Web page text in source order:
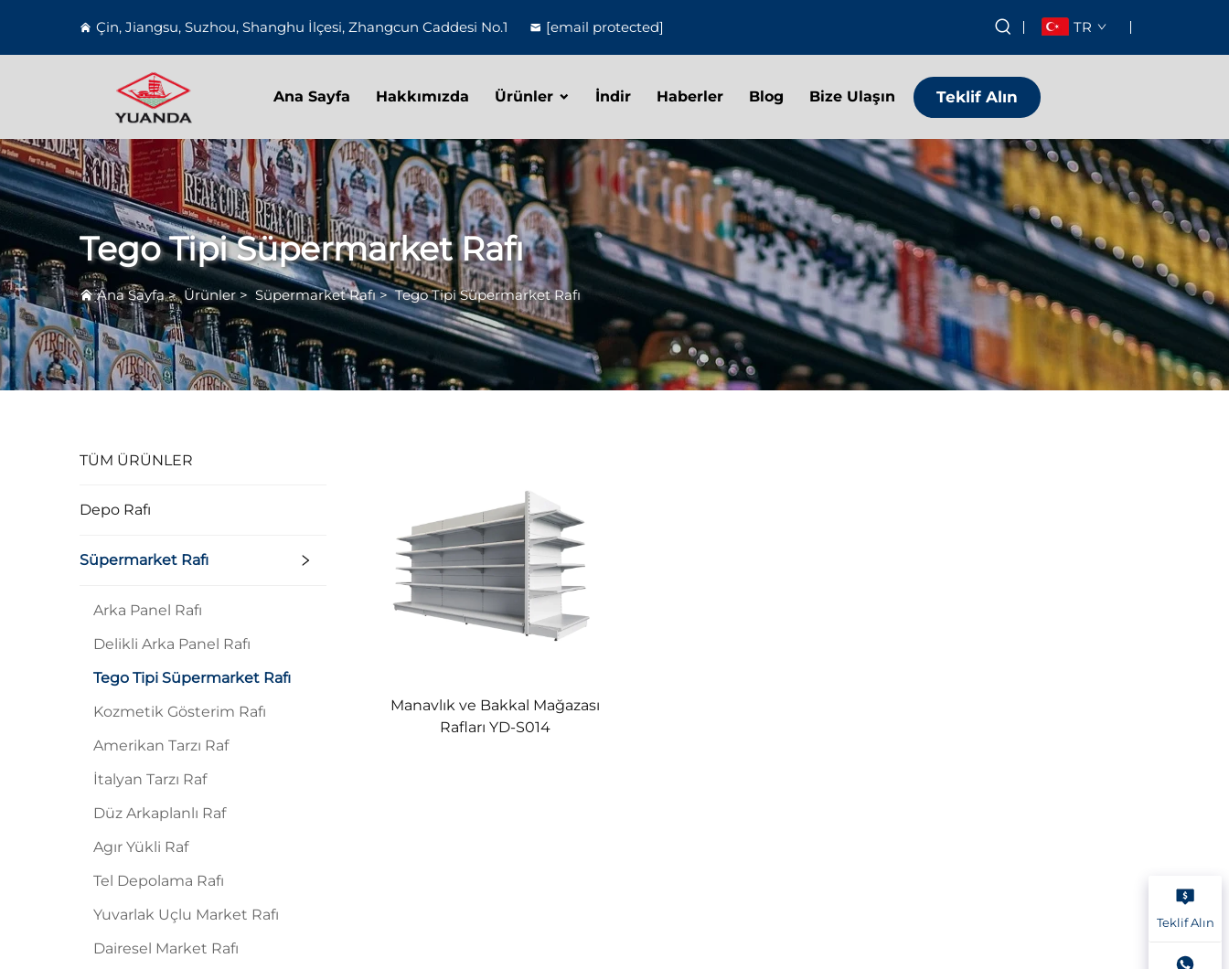
Çin, Jiangsu, Suzhou, Shanghu İlçesi, Zhangcun Caddesi No.1 [email protected] TR
Ana Sayfa Hakkımızda Ürünler İndir Haberler Blog Bize Ulaşın Teklif Alın
Tego Tipi Süpermarket Rafı
Ana Sayfa> Ürünler> Süpermarket Rafı>Tego Tipi Süpermarket Rafı
TÜM ÜRÜNLER
Depo Rafı
Süpermarket Rafı
Arka Panel Rafı
Delikli Arka Panel Rafı
Tego Tipi Süpermarket Rafı
Kozmetik Gösterim Rafı
Amerikan Tarzı Raf
İtalyan Tarzı Raf
Düz Arkaplanlı Raf
Agır Yükli Raf
Tel Depolama Rafı
Yuvarlak Uçlu Market Rafı
Dairesel Market Rafı
Manavlık ve Bakkal Mağazası
Rafları YD-S014
Teklif Alın